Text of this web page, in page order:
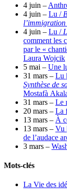
4 juin –
4 juin – Lu /
4 juin – Lu /
comment les
par le «
Laura Wojcik
5 mai – Une
31 mars – Lu |
Synthèse de
Mostafà
31 mars – Le
20 mars – La
13 mars – À
13 mars – Vu
de l’audace
3 mars –
Mots-clés
La Vie des